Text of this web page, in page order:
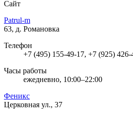
Сайт
Patrul-m
63, д. Романовка
Телефон
+7 (495) 155-49-17, +7 (925) 426-
Часы работы
ежедневно, 10:00–22:00
Феникс
Церковная ул., 37